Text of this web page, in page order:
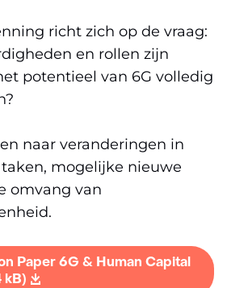
richt zich op de vraag:
en rollen zijn
potentieel van 6G volledig
naar veranderingen in
mogelijke nieuwe
omvang van
Paper 6G & Human Capital
kB)